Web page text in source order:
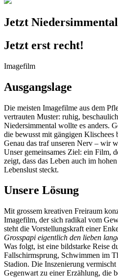
Jetzt Niedersimmental
Jetzt erst recht!
Imagefilm
Ausgangslage
Die meisten Imagefilme aus dem
vertrauten Muster: ruhig,
Niedersimmental wollte es anders.
die bewusst mit gängigen Klischees
Genau das traf unseren Nerv – wir
Unser gemeinsames Ziel: ein Film,
zeigt, dass das Leben auch im
Lebenslust steckt.
Unsere Lösung
Mit grossem kreativen Freiraum
Imagefilm, der sich radikal vom
steht die Vorstellungskraft einer
Grosspapi eigentlich den lieben
Was folgt, ist eine bildstarke Reise
Fallschirmsprung, Schwimmen im
Stadion. Die Inszenierung
Gegenwart zu einer Erzählung, die